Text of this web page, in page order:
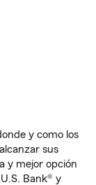
y como los
sus
y mejor opción
Bank® y